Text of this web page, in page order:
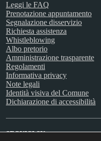
Leggi le FAQ
Prenotazione appuntamento
Segnalazione disservizio
Richiesta assistenza
Whistleblowing
Albo pretorio
Amministrazione trasparente
Regolamenti
Informativa privacy
Note legali
Identità visiva del Comune
Dichiarazione di accessibilità
SEGUICI SU